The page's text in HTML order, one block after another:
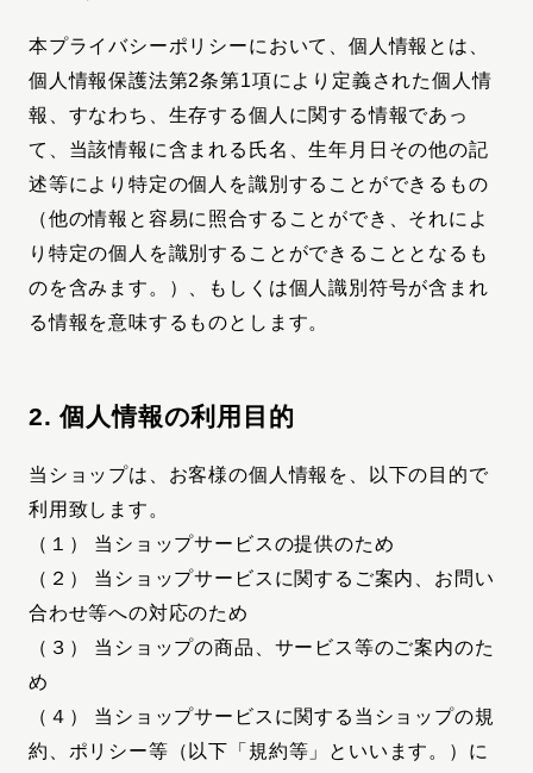
本プライバシーポリシーにおいて、個人情報とは、
個人情報保護法第2条第1項により定義された個人情
報、すなわち、生存する個人に関する情報であっ
て、当該情報に含まれる氏名、生年月日その他の記
述等により特定の個人を識別することができるもの
（他の情報と容易に照合することができ、それによ
り特定の個人を識別することができることとなるも
のを含みます。）、もしくは個人識別符号が含まれ
る情報を意味するものとします。
2. 個人情報の利用目的
当ショップは、お客様の個人情報を、以下の目的で
利用致します。
（１） 当ショップサービスの提供のため
（２） 当ショップサービスに関するご案内、お問い
合わせ等への対応のため
（３） 当ショップの商品、サービス等のご案内のた
め
（４） 当ショップサービスに関する当ショップの規
約、ポリシー等（以下「規約等」といいます。）に